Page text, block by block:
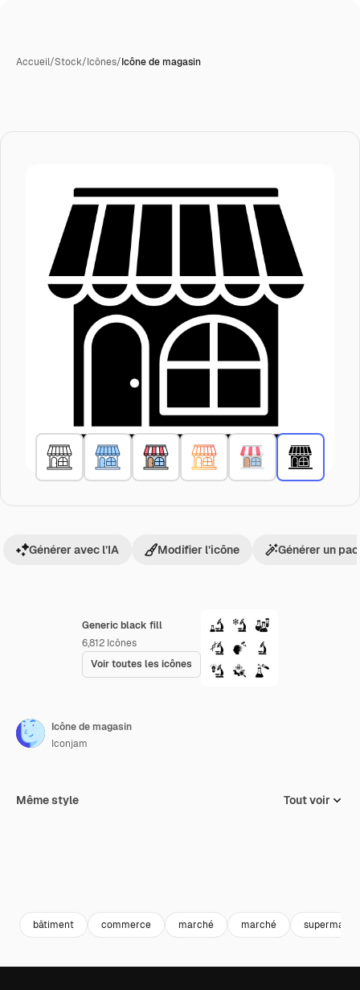
Accueil/Stock/Icônes/Icône de magasin
Generic black fill
6,812 Icônes
Voir toutes les icônes
Générer avec l’IA Modifier l’icône Générer un
Icône de magasin
Iconjam
Même style Tout voir
bâtiment commerce marché marché